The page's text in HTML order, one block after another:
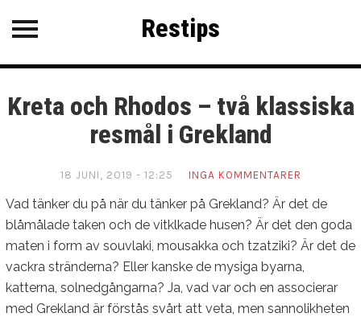
Restips
KATEGORIER
SENASTE INLÄGG
Kanarieöarna på höstlovet
Upplev Dubrovnik
Mer än bara sol och bad på
Samos
Lerici – Italiens gömda pärla vid
Restips
Kreta och Rhodos – två klassiska
resmål i Grekland
18 JUNI, 2019 - 12:25 INGA KOMMENTARER
Vad tänker du på när du tänker på Grekland? Är det de
blåmålade taken och de vitklkade husen? Är det den goda
maten i form av souvlaki, mousakka och tzatziki? Är det de
vackra stränderna? Eller kanske de mysiga byarna,
katterna, solnedgångarna? Ja, vad var och en associerar
med Grekland är förstås svårt att veta, men sannolikheten